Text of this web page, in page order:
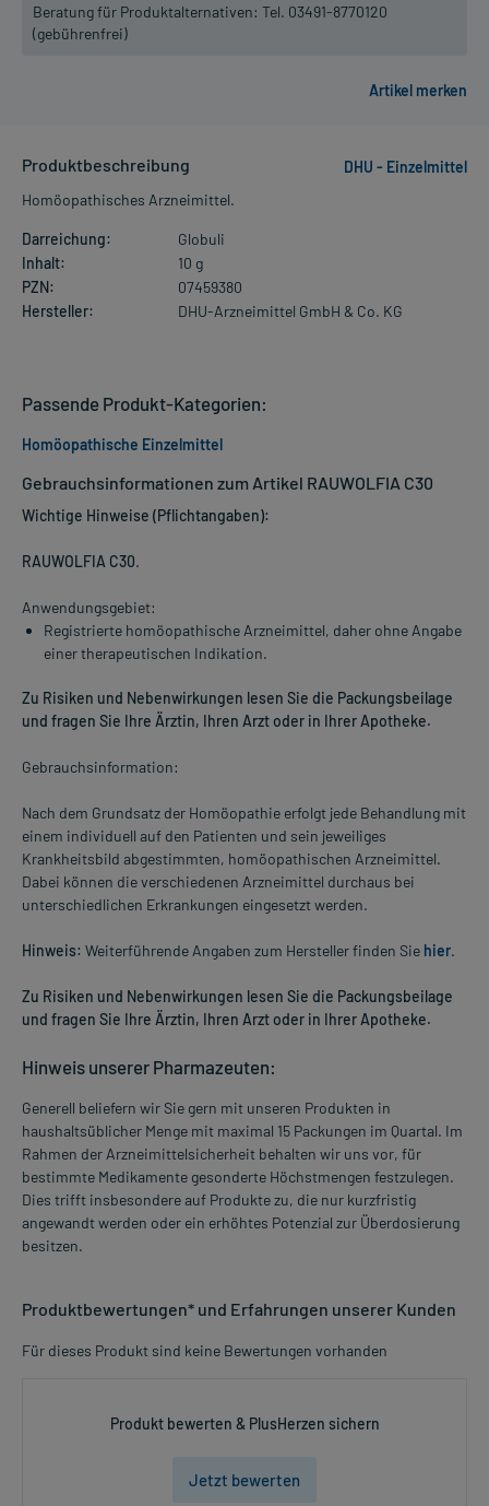
Beratung für Produktalternativen: Tel. 03491-8770120
(gebührenfrei)
Produktbeschreibung
DHU - Einzelmittel
Homöopathisches Arzneimittel.
Darreichung:
Globuli
Inhalt:
10 g
PZN:
07459380
Hersteller:
DHU-Arzneimittel GmbH & Co. KG
Gebrauchsinformationen zum Artikel RAUWOLFIA C30
Wichtige Hinweise (Pflichtangaben):
RAUWOLFIA C30.
Anwendungsgebiet:
Registrierte homöopathische Arzneimittel, daher ohne Angabe
einer therapeutischen Indikation.
Zu Risiken und Nebenwirkungen lesen Sie die Packungsbeilage
und fragen Sie Ihre Ärztin, Ihren Arzt oder in Ihrer Apotheke.
Gebrauchsinformation:
Nach dem Grundsatz der Homöopathie erfolgt jede Behandlung mit
einem individuell auf den Patienten und sein jeweiliges
Krankheitsbild abgestimmten, homöopathischen Arzneimittel.
Dabei können die verschiedenen Arzneimittel durchaus bei
unterschiedlichen Erkrankungen eingesetzt werden.
Hinweis: Weiterführende Angaben zum Hersteller finden Sie hier.
Zu Risiken und Nebenwirkungen lesen Sie die Packungsbeilage
und fragen Sie Ihre Ärztin, Ihren Arzt oder in Ihrer Apotheke.
Hinweis unserer Pharmazeuten:
Generell beliefern wir Sie gern mit unseren Produkten in
haushaltsüblicher Menge mit maximal 15 Packungen im Quartal. Im
Rahmen der Arzneimittelsicherheit behalten wir uns vor, für
bestimmte Medikamente gesonderte Höchstmengen festzulegen.
Dies trifft insbesondere auf Produkte zu, die nur kurzfristig
angewandt werden oder ein erhöhtes Potenzial zur Überdosierung
besitzen.
Produktbewertungen* und Erfahrungen unserer Kunden
Für dieses Produkt sind keine Bewertungen vorhanden
Produkt bewerten & PlusHerzen sichern
Jetzt bewerten
Passende Produkt-Kategorien:
Homöopathische Einzelmittel